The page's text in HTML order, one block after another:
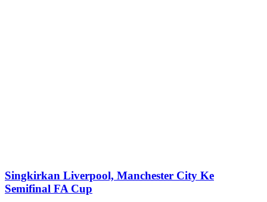
Singkirkan Liverpool, Manchester City Ke
Semifinal FA Cup